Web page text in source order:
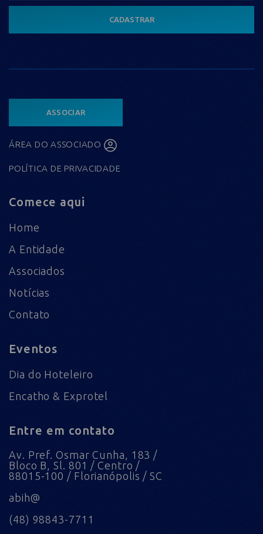
CADASTRAR
ASSOCIAR
ÁREA DO ASSOCIADO
POLÍTICA DE PRIVACIDADE
Comece aqui
Home
A Entidade
Associados
Notícias
Contato
Eventos
Dia do Hoteleiro
Encatho & Exprotel
Entre em contato
Av. Pref. Osmar Cunha, 183 /
Bloco B, Sl. 801 / Centro /
88015-100 / Florianópolis / SC
abih@
(48) 98843-7711